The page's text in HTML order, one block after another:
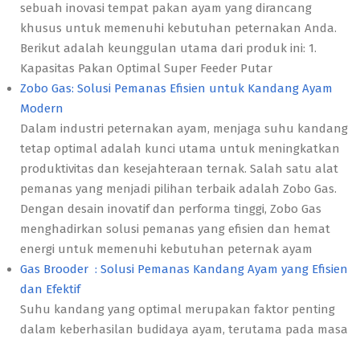
sebuah inovasi tempat pakan ayam yang dirancang
khusus untuk memenuhi kebutuhan peternakan Anda.
Berikut adalah keunggulan utama dari produk ini: 1.
Kapasitas Pakan Optimal Super Feeder Putar
Zobo Gas: Solusi Pemanas Efisien untuk Kandang Ayam
Modern
Dalam industri peternakan ayam, menjaga suhu kandang
tetap optimal adalah kunci utama untuk meningkatkan
produktivitas dan kesejahteraan ternak. Salah satu alat
pemanas yang menjadi pilihan terbaik adalah Zobo Gas.
Dengan desain inovatif dan performa tinggi, Zobo Gas
menghadirkan solusi pemanas yang efisien dan hemat
energi untuk memenuhi kebutuhan peternak ayam
Gas Brooder : Solusi Pemanas Kandang Ayam yang Efisien
dan Efektif
Suhu kandang yang optimal merupakan faktor penting
dalam keberhasilan budidaya ayam, terutama pada masa